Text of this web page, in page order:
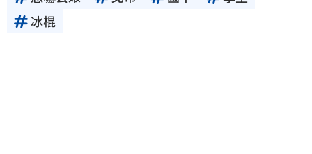
冰棍